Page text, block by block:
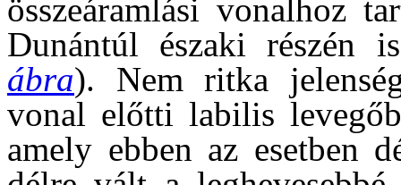
összeáramlási vonalhoz
Dunántúl északi részén
ábra). Nem ritka
vonal előtti labilis
amely ebben az esetben